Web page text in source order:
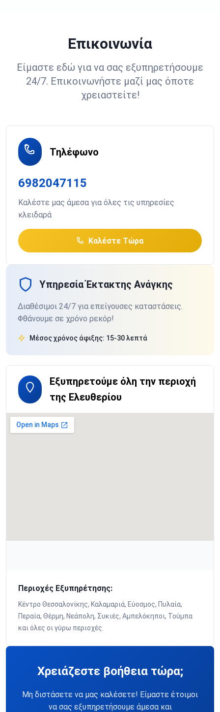
Επικοινωνία
Είμαστε εδώ για να σας εξυπηρετήσουμε
24/7. Επικοινωνήστε μαζί μας όποτε
χρειαστείτε!
Τηλέφωνο
6982047115
Καλέστε μας άμεσα για όλες τις υπηρεσίες
κλειδαρά
Καλέστε Τώρα
Υπηρεσία Έκτακτης Ανάγκης
Διαθέσιμοι 24/7 για επείγουσες καταστάσεις.
Φθάνουμε σε χρόνο ρεκόρ!
Μέσος χρόνος άφιξης: 15-30 λεπτά
Εξυπηρετούμε όλη την περιοχή
της Ελευθερίου
Περιοχές Εξυπηρέτησης:
Κέντρο Θεσσαλονίκης, Καλαμαριά, Εύοσμος, Πυλαία,
Περαία, Θέρμη, Νεάπολη, Συκιές, Αμπελόκηποι, Τούμπα
και όλες οι γύρω περιοχές.
Χρειάζεστε βοήθεια τώρα;
Μη διστάσετε να μας καλέσετε! Είμαστε έτοιμοι
να σας εξυπηρετήσουμε άμεσα και